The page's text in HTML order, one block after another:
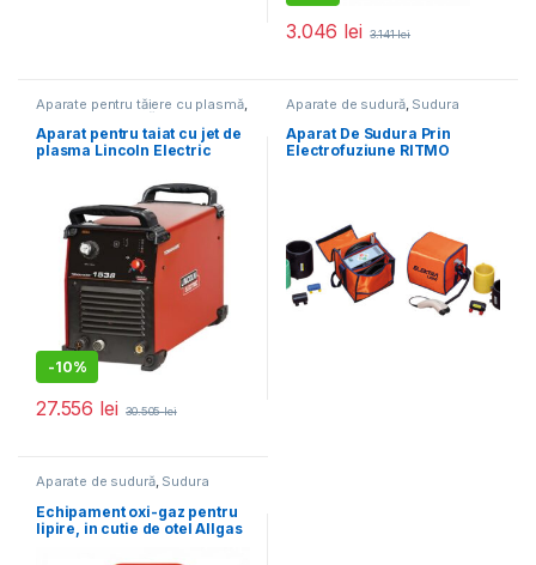
3.046 lei 3.141lei
Aparate pentru tăiere cu plasmă,
Aparate de sudură
Aparat pentru taiat cu jet de
plasma Lincoln Electric
taiere maxima 40 mm
-10%
27.556 lei 30.505lei
Aparate de sudură, Sudura
țevilor din plastic
Aparat De Sudura Prin
Electrofuziune RITMO
Aparate de sudură, Sudura
Echipament oxi-gaz pentru
lipire, in cutie de otel Allgas